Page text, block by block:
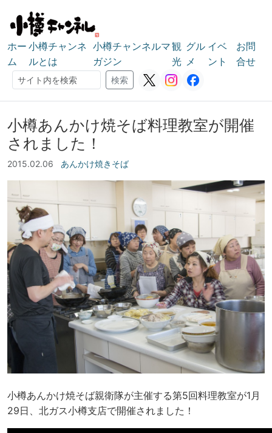
ホー
ム
小樽チャンネ
ルとは
小樽チャンネルマ
ガジン
観
光
グル
メ
イベ
ント
お問
合せ
検索
検索
小樽あんかけ焼そば料理教室が開催
されました！
2015.02.06 あんかけ焼きそば
小樽あんかけ焼そば親衛隊が主催する第5回料理教室が1月
29日、北ガス小樽支店で開­催されました！